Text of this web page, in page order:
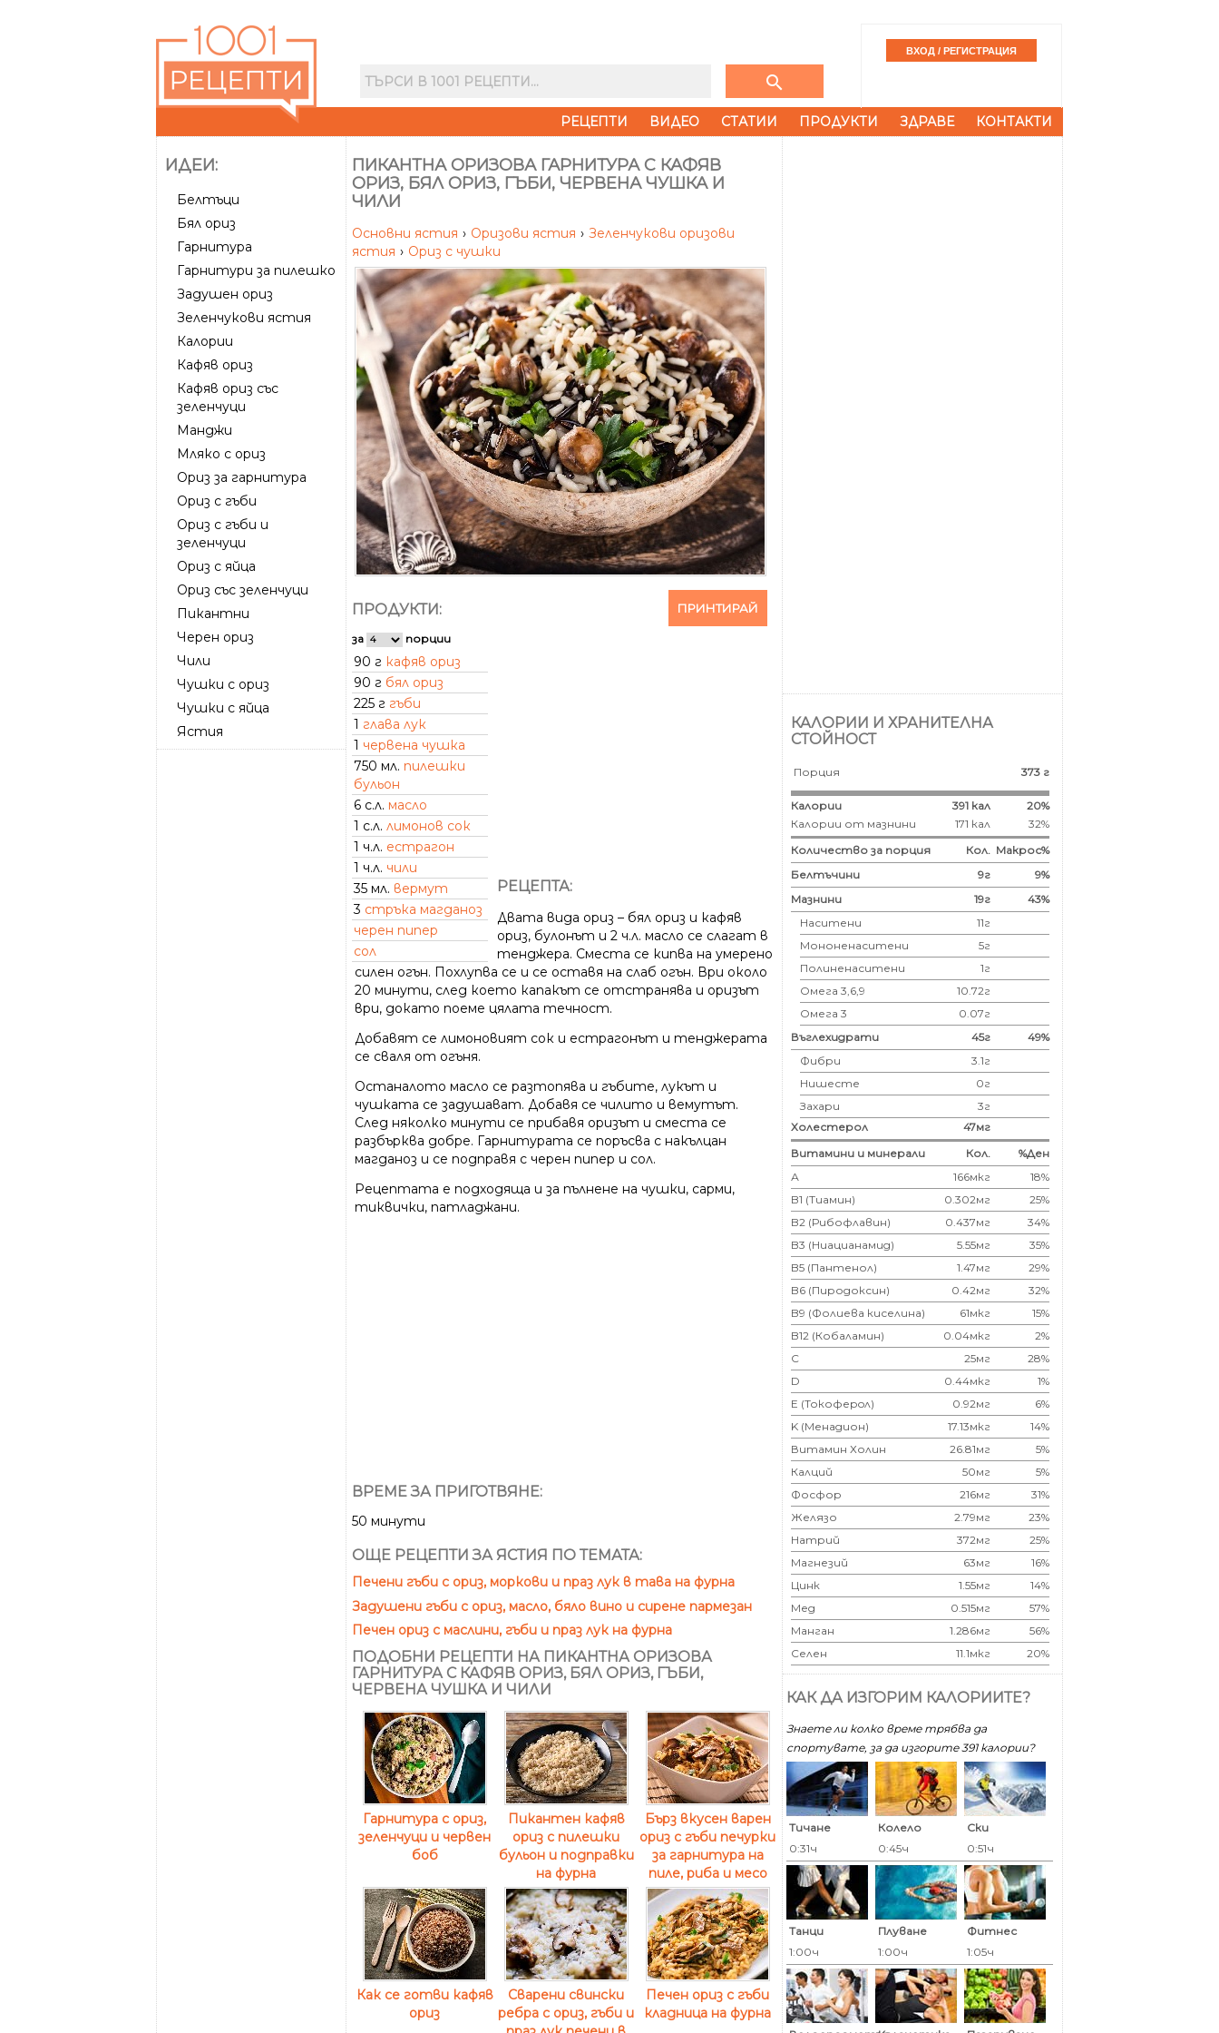
search
РЕЦЕПТИ ВИДЕО СТАТИИ ПРОДУКТИ ЗДРАВЕ КОНТАКТИ
ИДЕИ:
Белтъци
Бял ориз
Гарнитура
Гарнитури за пилешко
Задушен ориз
Зеленчукови ястия
Калории
Кафяв ориз
Кафяв ориз със
зеленчуци
Манджи
Мляко с ориз
Ориз за гарнитура
Ориз с гъби
Ориз с гъби и
зеленчуци
Ориз с яйца
Ориз със зеленчуци
Пикантни
Черен ориз
Чили
Чушки с ориз
Чушки с яйца
Ястия
ПИКАНТНА ОРИЗОВА ГАРНИТУРА С КАФЯВ
ОРИЗ, БЯЛ ОРИЗ, ГЪБИ, ЧЕРВЕНА ЧУШКА И
ЧИЛИ
Основни ястия › Оризови ястия › Зеленчукови оризови
ястия › Ориз с чушки
ПРИНТИРАЙ
ПРОДУКТИ:
за порции
90 г кафяв ориз
90 г бял ориз
225 г гъби
1 глава лук
1 червена чушка
750 мл. пилешки
бульон
6 с.л. масло
1 с.л. лимонов сок
1 ч.л. естрагон
1 ч.л. чили
35 мл. вермут
3 стръка магданоз
черен пипер
сол
РЕЦЕПТА:
Двата вида ориз – бял ориз и кафяв
ориз, булонът и 2 ч.л. масло се слагат в
тенджера. Сместа се кипва на умерено
силен огън. Похлупва се и се оставя на слаб огън. Ври около
20 минути, след което капакът се отстранява и оризът
ври, докато поеме цялата течност.
Добавят се лимоновият сок и естрагонът и тенджерата
се сваля от огъня.
Останалото масло се разтопява и гъбите, лукът и
чушката се задушават. Добавя се чилито и вемутът.
След няколко минути се прибавя оризът и сместа се
разбърква добре. Гарнитурата се поръсва с накълцан
магданоз и се подправя с черен пипер и сол.
Рецептата е подходяща и за пълнене на чушки, сарми,
тиквички, патладжани.
ВРЕМЕ ЗА ПРИГОТВЯНЕ:
50 минути
ОЩЕ РЕЦЕПТИ ЗА ЯСТИЯ ПО ТЕМАТА:
Печени гъби с ориз, моркови и праз лук в тава на фурна
Задушени гъби с ориз, масло, бяло вино и сирене пармезан
Печен ориз с маслини, гъби и праз лук на фурна
ПОДОБНИ РЕЦЕПТИ НА ПИКАНТНА ОРИЗОВА
ГАРНИТУРА С КАФЯВ ОРИЗ, БЯЛ ОРИЗ, ГЪБИ,
ЧЕРВЕНА ЧУШКА И ЧИЛИ
Гарнитура с ориз,
зеленчуци и червен
боб
Пикантен кафяв
ориз с пилешки
бульон и подправки
на фурна
Бърз вкусен варен
ориз с гъби печурки
за гарнитура на
пиле, риба и месо
Как се готви кафяв
ориз
Сварени свински
ребра с ориз, гъби и
Печен ориз с гъби
кладница на фурна
КАЛОРИИ И ХРАНИТЕЛНА
СТОЙНОСТ
Порция 373 г
Калории 391 кал
20%
Калории от мазнини
171 кал
32%
Количество за порция
Кол. Макрос%
Белтъчини
9г
9%
Мазнини
19г
43%
Наситени
11г
Мононенаситени
5г
Полиненаситени
1г
Омега 3,6,9
10.72г
Омега 3
0.07г
Въглехидрати
45г
49%
Фибри
3.1г
Нишесте
0г
Захари
3г
Холестерол
47мг
Витамини и минерали
Кол.
%Ден
А
166мкг
18%
B1 (Тиамин)
0.302мг
25%
B2 (Рибофлавин)
0.437мг
34%
B3 (Ниацианамид)
5.55мг
35%
B5 (Пантенол)
1.47мг
29%
B6 (Пиродоксин)
0.42мг
32%
B9 (Фолиева киселина)
61мкг
15%
B12 (Кобаламин)
0.04мкг
2%
C
25мг
28%
D
0.44мкг
1%
E (Токоферoл)
0.92мг
6%
K (Менадион)
17.13мкг
14%
Витамин Холин
26.81мг
5%
Калций
50мг
5%
Фосфор
216мг
31%
Желязо
2.79мг
23%
Натрий
372мг
25%
Магнезий
63мг
16%
Цинк
1.55мг
14%
Мед
0.515мг
57%
Манган
1.286мг
56%
Селен
11.1мкг 20%
КАК ДА ИЗГОРИМ КАЛОРИИТЕ?
Знаете ли колко време трябва да
спортувате, за да изгорите 391 калoрии?
Тичане
0:31ч
Колело
0:45ч
Ски
0:51ч
Танци
1:00ч
Плуване
1:00ч
Фитнес
1:05ч